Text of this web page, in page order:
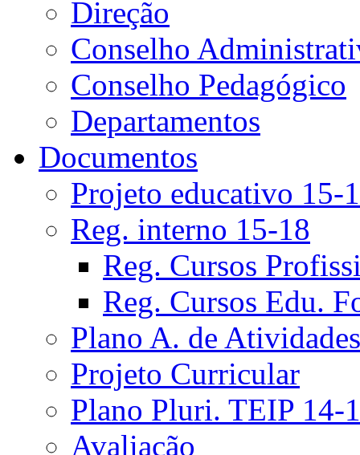
Direção
Conselho
Conselho Pedagógico
Departamentos
Documentos
Projeto educativo 15-
Reg. interno 15-18
Reg. Cursos
Reg. Cursos Edu.
Plano A. de Atividades
Projeto Curricular
Plano Pluri. TEIP 14-
Avaliação